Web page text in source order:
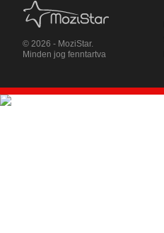
© 2026 - MoziStar.
Minden jog fenntartva